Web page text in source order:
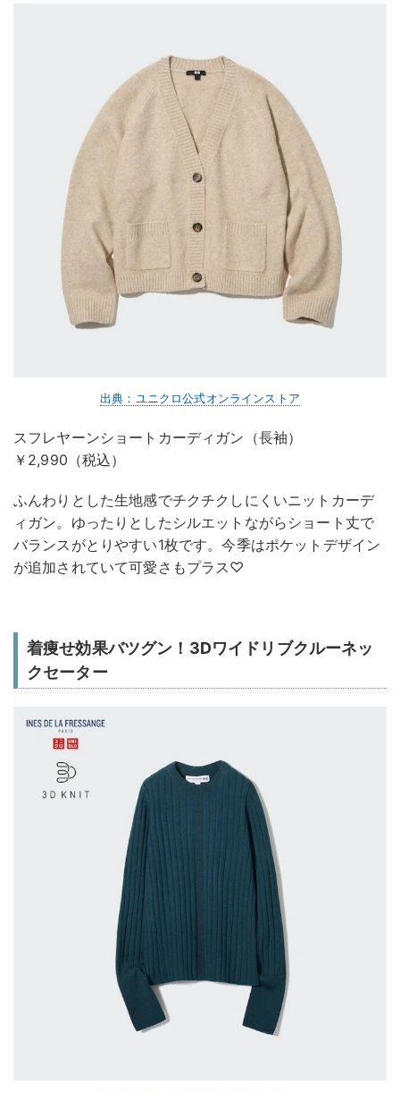
出典：ユニクロ公式オンラインストア
スフレヤーンショートカーディガン（長袖）
￥2,990（税込）
ふんわりとした生地感でチクチクしにくいニットカーデ
ィガン。ゆったりとしたシルエットながらショート丈で
バランスがとりやすい1枚です。今季はポケットデザイン
が追加されていて可愛さもプラス♡
着痩せ効果バツグン！3Dワイドリブクルーネッ
クセーター